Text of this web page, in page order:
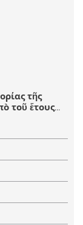
τῆς
τοῦ ἔτους
Β´, ἐκ τῆς
καὶ
Κ.